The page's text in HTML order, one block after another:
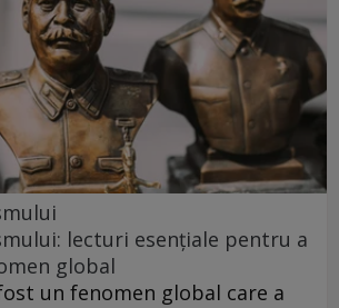
lecturi esențiale pentru a
global
un fenomen global care a